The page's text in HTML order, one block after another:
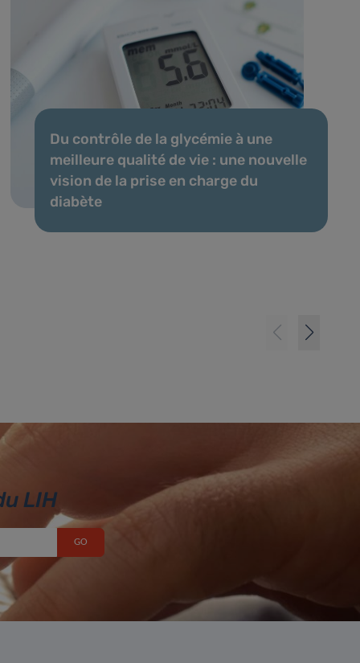
Du contrôle de la glycémie à une
meilleure qualité de vie : une nouvelle
vision de la prise en charge du
diabète
LIH